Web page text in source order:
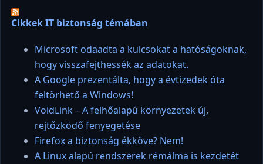
Cikkek IT biztonság témában
Microsoft odaadta a kulcsokat a hatóságoknak,
hogy visszafejthessék az adatokat.
A Google prezentálta, hogy a évtizedek óta
feltörhető a Windows!
VoidLink – A felhőalapú környezetek új,
rejtőzködő fenyegetése
Firefox a biztonság ékköve? Nem!
A Linux alapú rendszerek rémálma is kezdetét